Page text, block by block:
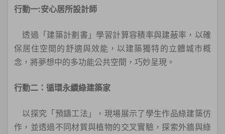
行動一:安心居所設計師
透過「建築計劃書」學習計算容積率與建蔽率，以確
保居住空間的舒適與效能，以建築獨特的立體城市概
念，將夢想中的多功能公共空間，巧妙呈現。
行動二：循環永續綠建築家
以探究「預鑄工法」，現場展示了學生作品綠建築仿
作，並透過不同材質與植物的交叉實驗，探索外牆與綠